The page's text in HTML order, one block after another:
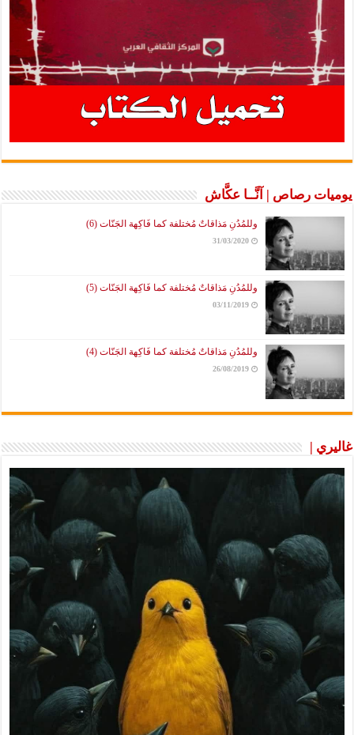
يوميات رصاص | آنَّــا عكَّاش
وللمُدُنِ مَذاقاتٌ مُختلفة كما فَاكِهة الجَنّات (6)
31/03/2020
وللمُدُنِ مَذاقاتٌ مُختلفة كما فَاكِهة الجَنّات (5)
03/11/2019
وللمُدُنِ مَذاقاتٌ مُختلفة كما فَاكِهة الجَنّات (4)
26/08/2019
غاليري |